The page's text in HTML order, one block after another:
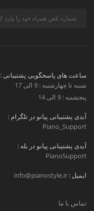
ساعت های پاسخگویی پشتیبانی :
شنبه تا چهارشنبه : 9 الی 17
پنجشنبه : 9 الی 14
آیدی پشتیبانی پیانو در تلگرام :
Piano_Support
آیدی پشتیبانی پیانو در بله :
PianoSupport
ایمیل : info@pianostyle.ir
تماس با ما